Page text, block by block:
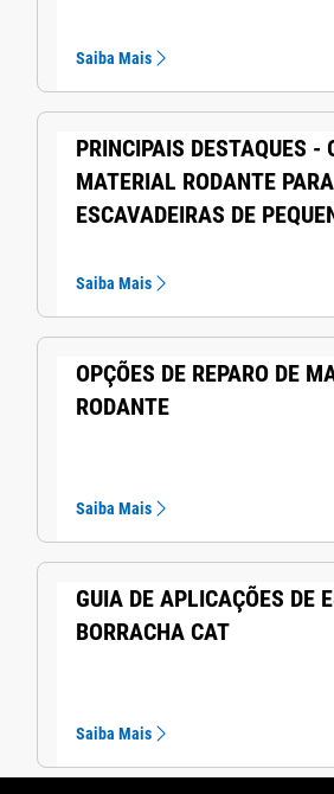
Saiba Mais
PRINCIPAIS DESTAQUES -
MATERIAL RODANTE PARA
ESCAVADEIRAS DE
Saiba Mais
OPÇÕES DE REPARO DE
RODANTE
Saiba Mais
GUIA DE APLICAÇÕES DE
BORRACHA CAT
Saiba Mais